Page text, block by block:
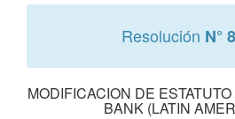
Resolución N°
MODIFICACION DE
BANK (LATIN